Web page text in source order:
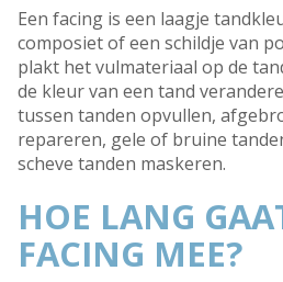
Een facing is een laagje
composiet of een schildje van
plakt het vulmateriaal op de
de kleur van een tand
tussen tanden opvullen,
repareren, gele of bruine
scheve tanden maskeren.
HOE LANG
FACING MEE?